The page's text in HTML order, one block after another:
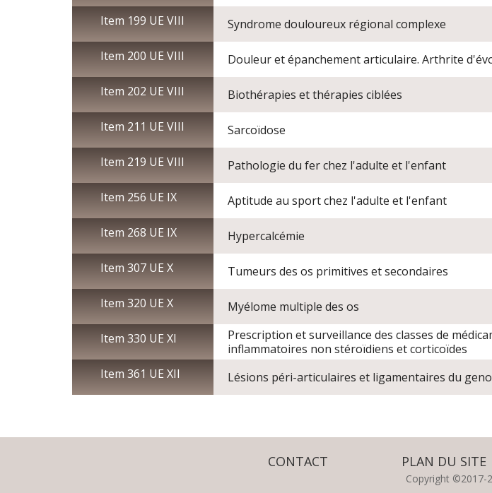
Item 199 UE VIII Syndrome douloureux régional complexe
Item 200 UE VIII Douleur et épanchement articulaire. Arthrite
Item 202 UE VIII Biothérapies et thérapies ciblées
Item 211 UE VIII Sarcoïdose
Item 219 UE VIII Pathologie du fer chez l'adulte et l'enfant
Item 256 UE IX Aptitude au sport chez l'adulte et l'enfant
Item 268 UE IX Hypercalcémie
Item 307 UE X Tumeurs des os primitives et secondaires
Item 320 UE X Myélome multiple des os
Item 330 UE XI
Prescription et surveillance des classes de
inflammatoires non stéroïdiens et corticoïdes
Item 361 UE XII
Lésions péri-articulaires et ligamentaires du
CONTACT PLAN DU SITE
Copyright ©2017-